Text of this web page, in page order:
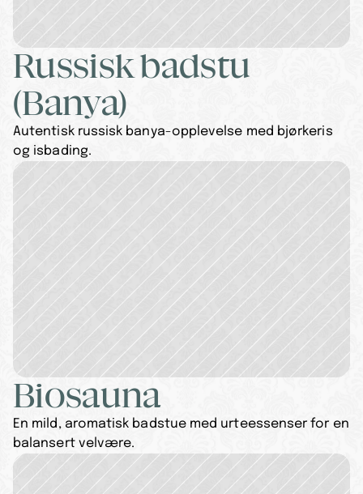
Russisk badstu
(Banya)
Autentisk russisk banya-opplevelse med bjørkeris
og isbading.
Biosauna
En mild, aromatisk badstue med urteessenser for en
balansert velvære.